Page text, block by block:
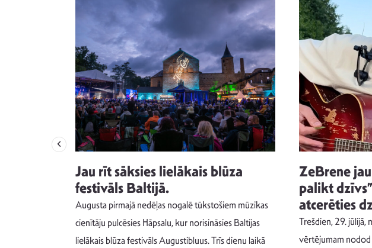
Jau rīt sāksies lielākais blūza
festivāls Baltijā.
Augusta pirmajā nedēļas nogalē tūkstošiem mūzikas
cienītāju pulcēsies Hāpsalu, kur norisināsies Baltijas
lielākais blūza festivāls Augustibluus. Trīs dienu laikā
ZeBrene
palikt
atcerēties
Trešdien, 29. jūlijā,
vērtējumam nodod